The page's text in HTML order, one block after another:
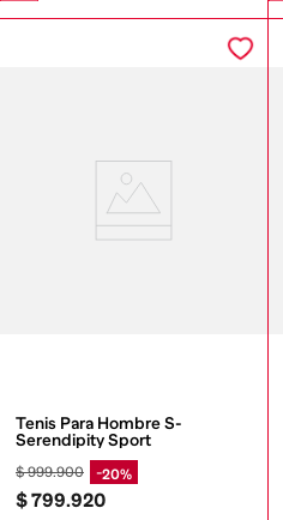
Tenis Para Hombre S-
Serendipity Sport
$999.900 20%
$799.920